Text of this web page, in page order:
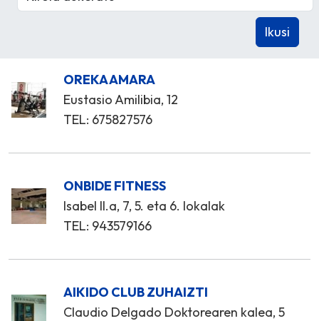
OREKA AMARA
Eustasio Amilibia, 12
TEL: 675827576
ONBIDE FITNESS
Isabel II.a, 7, 5. eta 6. lokalak
TEL: 943579166
AIKIDO CLUB ZUHAIZTI
Claudio Delgado Doktorearen kalea, 5